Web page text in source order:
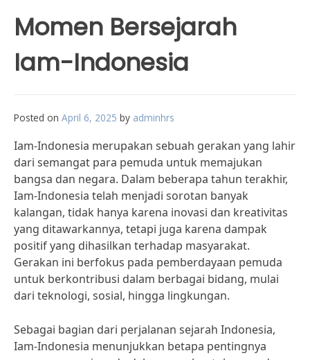
Momen Bersejarah
Iam-Indonesia
Posted on April 6, 2025 by adminhrs
Iam-Indonesia merupakan sebuah gerakan yang lahir
dari semangat para pemuda untuk memajukan
bangsa dan negara. Dalam beberapa tahun terakhir,
Iam-Indonesia telah menjadi sorotan banyak
kalangan, tidak hanya karena inovasi dan kreativitas
yang ditawarkannya, tetapi juga karena dampak
positif yang dihasilkan terhadap masyarakat.
Gerakan ini berfokus pada pemberdayaan pemuda
untuk berkontribusi dalam berbagai bidang, mulai
dari teknologi, sosial, hingga lingkungan.
Sebagai bagian dari perjalanan sejarah Indonesia,
Iam-Indonesia menunjukkan betapa pentingnya